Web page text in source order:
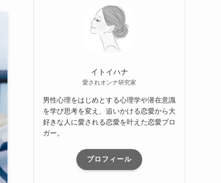
イトイハナ
愛されオンナ研究家
男性心理をはじめとする心理学や潜在意識
を学び思考を変え、追いかける恋愛から大
好きな人に愛される恋愛を叶えた恋愛ブロ
ガー。
プロフィール